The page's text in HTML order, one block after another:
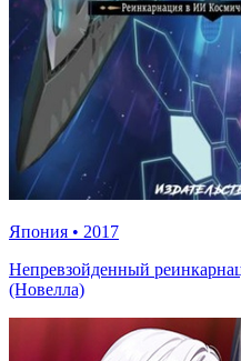
Япония • 2017
Непревзойденный
(Новелла)